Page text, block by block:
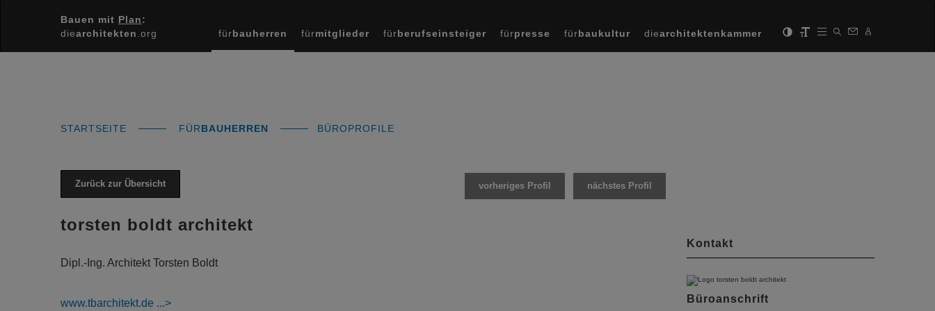
Bauen mit Plan:
diearchitekten .org fürbauherren fürmitglieder fürberufseinsteiger fürpresse fürbaukultur diearchitektenkammer
STARTSEITE FÜRBAUHERREN BÜROPROFILE
Zurück zur Übersicht vorheriges Profil nächstes Profil
torsten boldt architekt
Dipl.-Ing. Architekt Torsten Boldt
www.tbarchitekt.de
Kontakt
Büroanschrift